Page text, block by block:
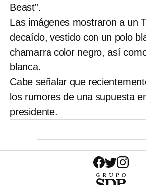
Beast”.
Las imágenes mostraron a un
decaído, vestido con un polo
chamarra color negro, así
blanca.
Cabe señalar que
los rumores de una supuesta
presidente.